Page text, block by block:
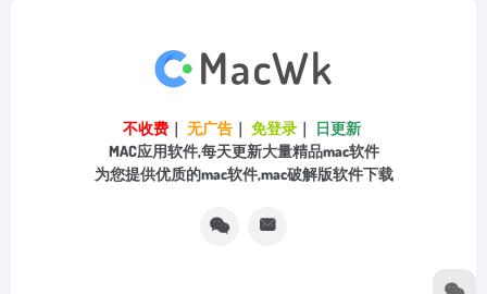
不收费 ｜ 无广告 ｜ 免登录 ｜
日更新
MAC应用软件,每天更新大量精品mac软件
为您提供优质的mac软件,mac破解版软件下载